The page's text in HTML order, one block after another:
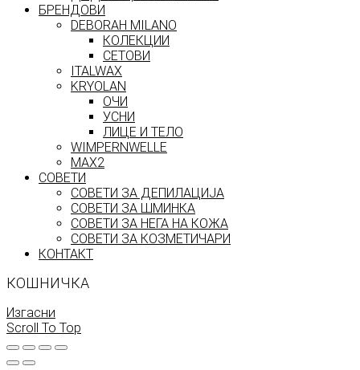
БРЕНДОВИ
DEBORAH MILANO
КОЛЕКЦИИ
СЕТОВИ
ITALWAX
KRYOLAN
ОЧИ
УСНИ
ЛИЦЕ И ТЕЛО
WIMPERNWELLE
MAX2
СОВЕТИ
СОВЕТИ ЗА ДЕПИЛАЦИЈА
СОВЕТИ ЗА ШМИНКА
СОВЕТИ ЗА НЕГА НА КОЖА
СОВЕТИ ЗА КОЗМЕТИЧАРИ
КОНТАКТ
КОШНИЧКА
Изгасни
Scroll To Top